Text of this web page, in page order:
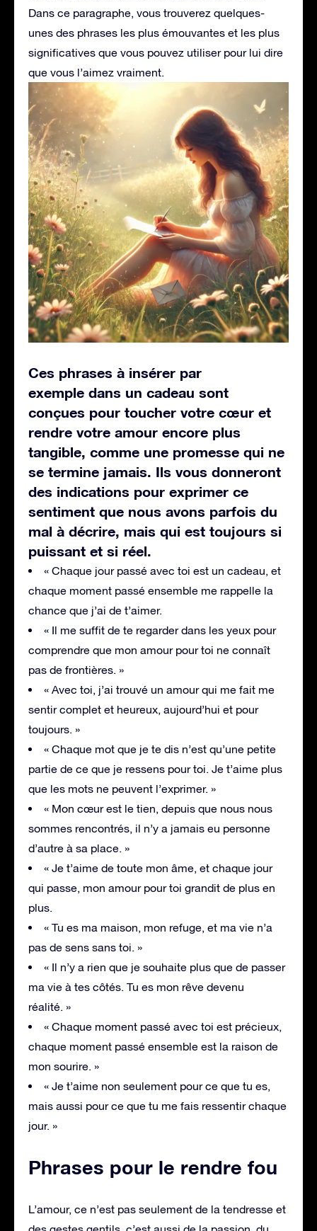
Dans ce paragraphe, vous trouverez quelques-
unes des phrases les plus émouvantes et les plus
significatives que vous pouvez utiliser pour lui dire
que vous l’aimez vraiment.
Ces phrases à insérer par
exemple dans un cadeau sont
conçues pour toucher votre cœur et
rendre votre amour encore plus
tangible, comme une promesse qui ne
se termine jamais. Ils vous donneront
des indications pour exprimer ce
sentiment que nous avons parfois du
mal à décrire, mais qui est toujours si
puissant et si réel.
« Chaque jour passé avec toi est un cadeau, et
chaque moment passé ensemble me rappelle la
chance que j’ai de t’aimer.
« Il me suffit de te regarder dans les yeux pour
comprendre que mon amour pour toi ne connaît
pas de frontières. »
« Avec toi, j’ai trouvé un amour qui me fait me
sentir complet et heureux, aujourd’hui et pour
toujours. »
« Chaque mot que je te dis n’est qu’une petite
partie de ce que je ressens pour toi. Je t’aime plus
que les mots ne peuvent l’exprimer. »
« Mon cœur est le tien, depuis que nous nous
sommes rencontrés, il n’y a jamais eu personne
d’autre à sa place. »
« Je t’aime de toute mon âme, et chaque jour
qui passe, mon amour pour toi grandit de plus en
plus.
« Tu es ma maison, mon refuge, et ma vie n’a
pas de sens sans toi. »
« Il n’y a rien que je souhaite plus que de passer
ma vie à tes côtés. Tu es mon rêve devenu
réalité. »
« Chaque moment passé avec toi est précieux,
chaque moment passé ensemble est la raison de
mon sourire. »
« Je t’aime non seulement pour ce que tu es,
mais aussi pour ce que tu me fais ressentir chaque
jour. »
Phrases pour le rendre fou
L’amour, ce n’est pas seulement de la tendresse et